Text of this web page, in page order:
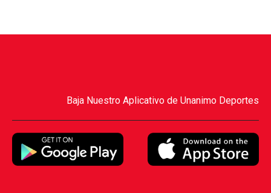
Baja Nuestro Aplicativo de Unanimo Deportes